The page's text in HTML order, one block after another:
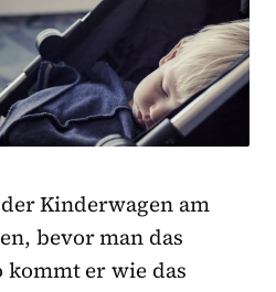
Kinderwagen am
bevor man das
kommt er wie das